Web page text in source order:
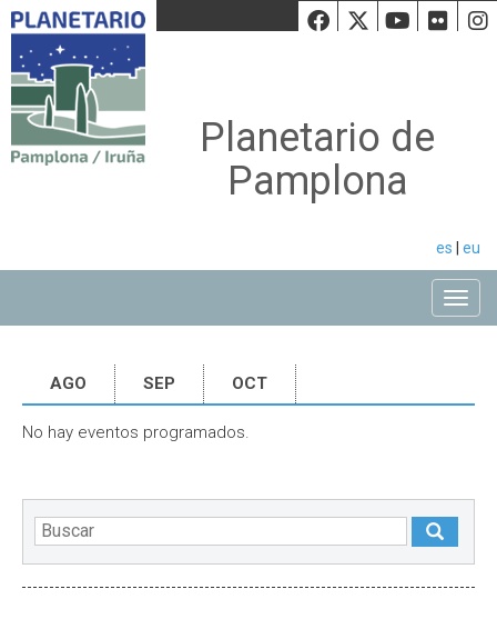
Facebook
Twiiter
Planetario de
Pamplona
es eu
AGO SEP OCT
No hay eventos programados.